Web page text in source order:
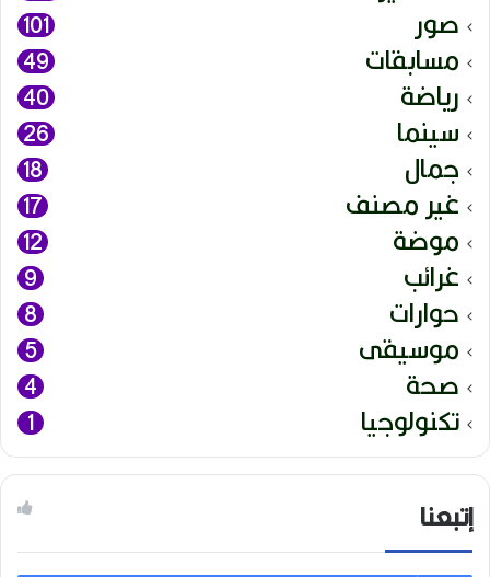
صور 101
مسابقات 49
رياضة 40
سينما 26
جمال 18
غير مصنف 17
موضة 12
غرائب 9
حوارات 8
موسيقى 5
صحة 4
تكنولوجيا 1
إتبعنا